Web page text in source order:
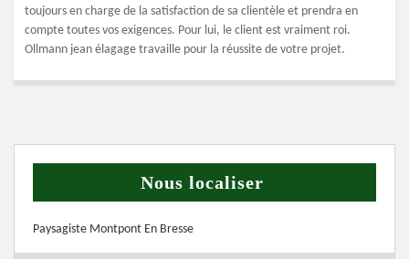
toujours en charge de la satisfaction de sa clientèle et prendra en
compte toutes vos exigences. Pour lui, le client est vraiment roi.
Ollmann jean élagage travaille pour la réussite de votre projet.
Nous localiser
Paysagiste Montpont En Bresse